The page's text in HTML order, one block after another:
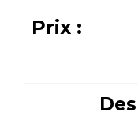
Prix :